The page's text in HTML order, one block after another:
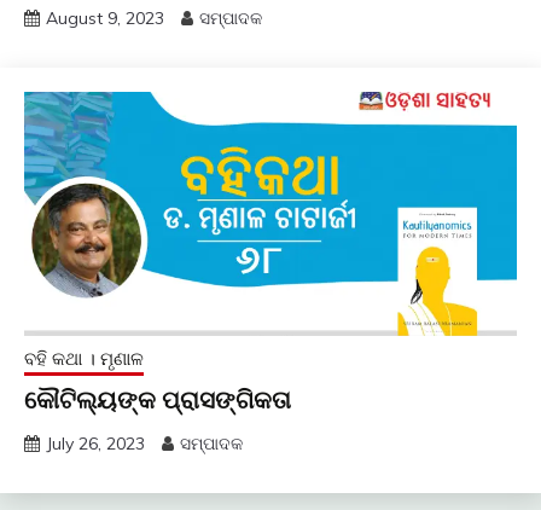
August 9, 2023 ସମ୍ପାଦକ
ବହି କଥା । ମୃଣାଳ
କୌଟିଲ୍ୟଙ୍କ ପ୍ରାସଙ୍ଗିକତା
July 26, 2023 ସମ୍ପାଦକ